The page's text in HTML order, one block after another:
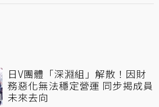
日V團體「深淵組」解散！因財
務惡化無法穩定營運 同步揭成員
未來去向